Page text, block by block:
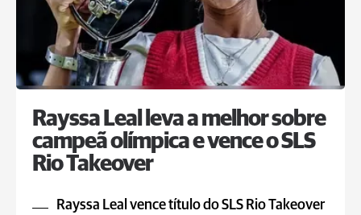
Rayssa Leal leva a melhor sobre
campeã olímpica e vence o SLS
Rio Takeover
Rayssa Leal vence título do SLS Rio Takeover